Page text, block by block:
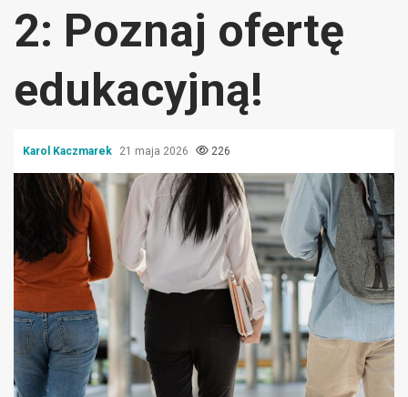
2: Poznaj ofertę
edukacyjną!
Karol Kaczmarek 21 maja 2026 226